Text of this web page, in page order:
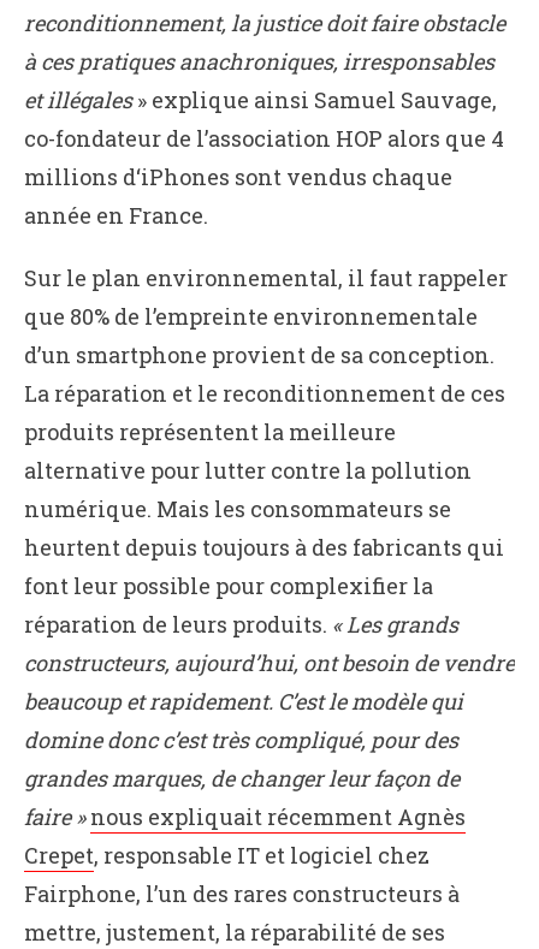
reconditionnement, la justice doit faire obstacle
à ces pratiques anachroniques, irresponsables
et illégales» explique ainsi Samuel Sauvage,
co-fondateur de l’association HOP alors que 4
millions d‘iPhones sont vendus chaque
année en France.
Sur le plan environnemental, il faut rappeler
que 80% de l’empreinte environnementale
d’un smartphone provient de sa conception.
La réparation et le reconditionnement de ces
produits représentent la meilleure
alternative pour lutter contre la pollution
numérique. Mais les consommateurs se
heurtent depuis toujours à des fabricants qui
font leur possible pour complexifier la
réparation de leurs produits. « Les grands
constructeurs, aujourd’hui, ont besoin de vendre
beaucoup et rapidement. C’est le modèle qui
domine donc c’est très compliqué, pour des
grandes marques, de changer leur façon de
faire » nous expliquait récemment Agnès
Crepet, responsable IT et logiciel chez
Fairphone, l’un des rares constructeurs à
mettre, justement, la réparabilité de ses